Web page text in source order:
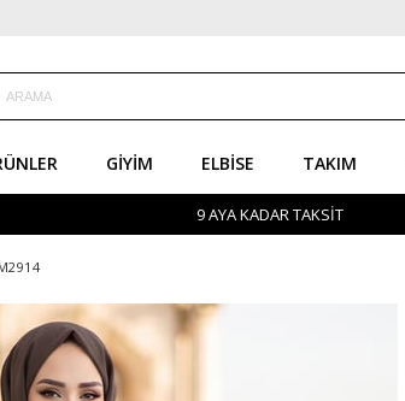
GIYIM ELBISE TAKIM
9 AYA KADAR TAKSİT